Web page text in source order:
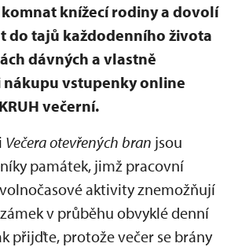
knížecí rodiny a dovolí
do tajů každodenního života
dávných a vlastně
nákupu vstupenky online
večerní.
Večera otevřených bran jsou
památek, jimž pracovní
aktivity znemožňují
v průběhu obvyklé denní
přijďte, protože večer se brány